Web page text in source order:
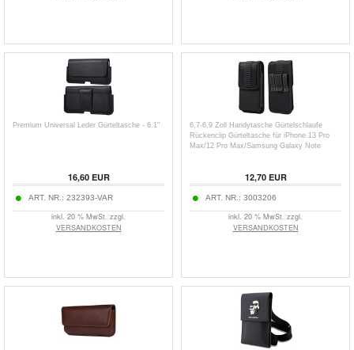
Premium Universal Leder Gürteltasche - 6.1"
16,60EUR
ART. NR.: 232393-VAR
inkl. 20 % MwSt. zzgl.
VERSANDKOSTEN
6,7-6,9 Zoll Handytasche Gürtelschlaufe
Rückenclip Gürteltasche für iPhone 13 Pro
Max/12 Pro Max/Samsung Galaxy Note
12,70EUR
ART. NR.: 3003206
inkl. 20 % MwSt. zzgl.
VERSANDKOSTEN